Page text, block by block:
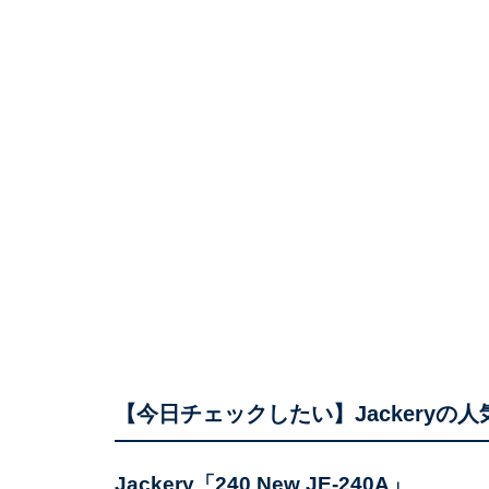
【今日チェックしたい】Jackeryの人
Jackery「240 New JE-240A」